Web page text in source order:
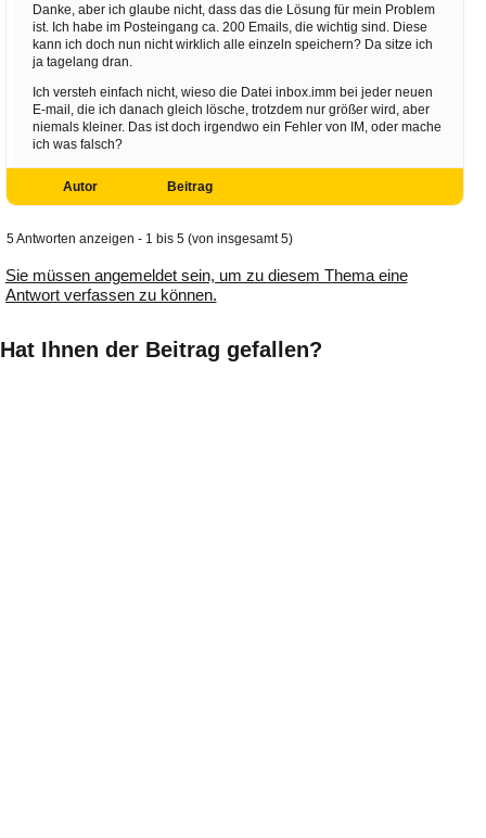
Danke, aber ich glaube nicht, dass das die Lösung für mein Problem
ist. Ich habe im Posteingang ca. 200 Emails, die wichtig sind. Diese
kann ich doch nun nicht wirklich alle einzeln speichern? Da sitze ich
ja tagelang dran.
Ich versteh einfach nicht, wieso die Datei inbox.imm bei jeder neuen
E-mail, die ich danach gleich lösche, trotzdem nur größer wird, aber
niemals kleiner. Das ist doch irgendwo ein Fehler von IM, oder mache
ich was falsch?
Autor Beitrag
5 Antworten anzeigen - 1 bis 5 (von insgesamt 5)
Sie müssen angemeldet sein, um zu diesem Thema eine
Antwort verfassen zu können.
Hat Ihnen der Beitrag gefallen?